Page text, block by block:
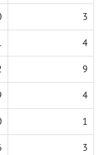
3
4
9
4
1
3